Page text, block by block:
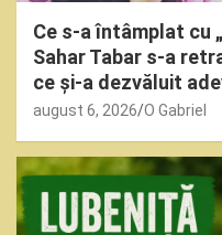
Ce s-a întâmplat cu
Sahar Tabar s-a
ce și-a dezvăluit
august 6, 2026 O Gabriel